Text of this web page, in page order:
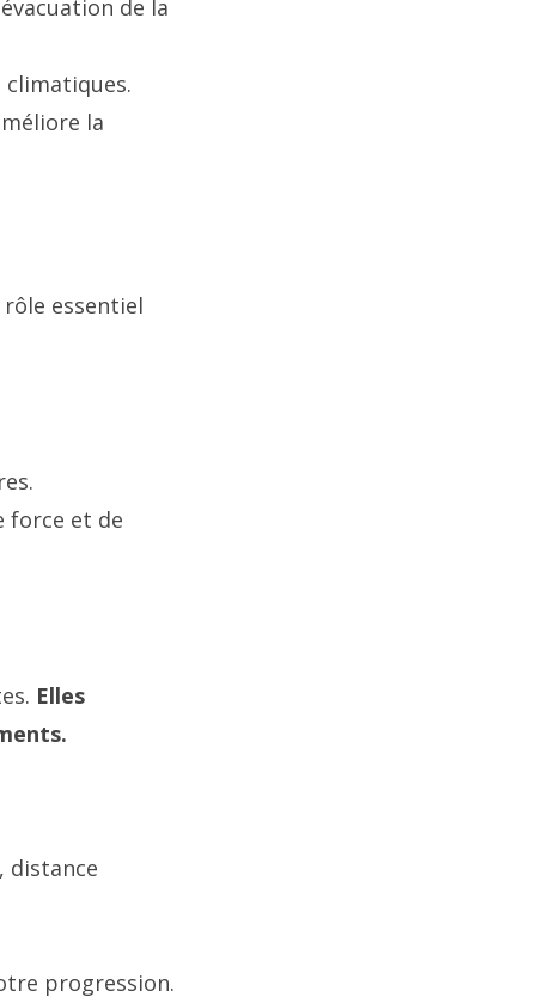
de la
climatiques.
la
essentiel
force et de
Elles
distance
progression.